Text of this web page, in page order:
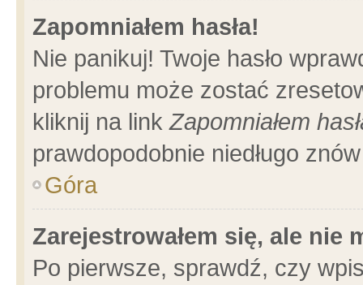
Zapomniałem hasła!
Nie panikuj! Twoje hasło
problemu może zostać
kliknij na linkZapomniałem
prawdopodobnie niedługo
Góra
Zarejestrowałem się, ale nie
Po pierwsze, sprawdź, czy